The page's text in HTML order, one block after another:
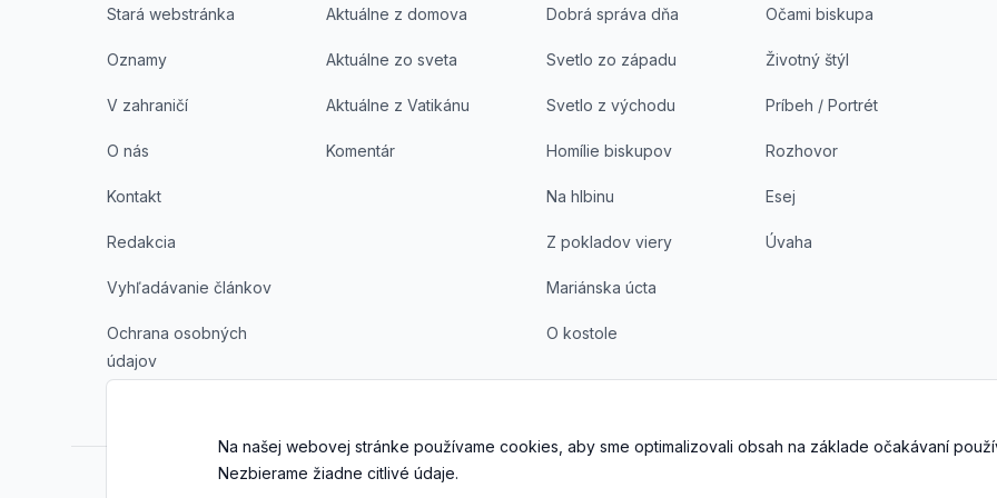
Stará webstránka
Oznamy
V zahraničí
O nás
Kontakt
Redakcia
Vyhľadávanie článkov
Ochrana osobných
údajov
Aktuálne z domova
Aktuálne zo sveta
Aktuálne z Vatikánu
Komentár
Dobrá správa dňa
Svetlo zo západu
Svetlo z východu
Homílie biskupov
Na hlbinu
Z pokladov viery
Mariánska úcta
O kostole
Očami biskupa
Životný štýl
Príbeh / Portrét
Rozhovor
Esej
Úvaha
Na našej webovej stránke používame cookies, aby sme optimalizovali obsah na základe očakávaní
Nezbierame žiadne citlivé údaje.